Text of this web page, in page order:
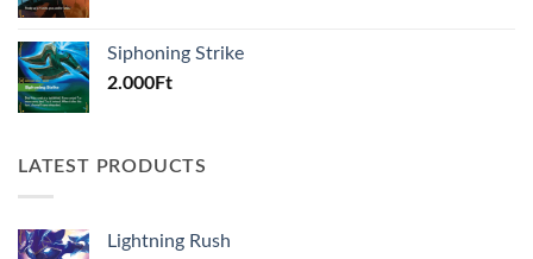
Siphoning Strike
2.000Ft
LATEST PRODUCTS
Lightning Rush